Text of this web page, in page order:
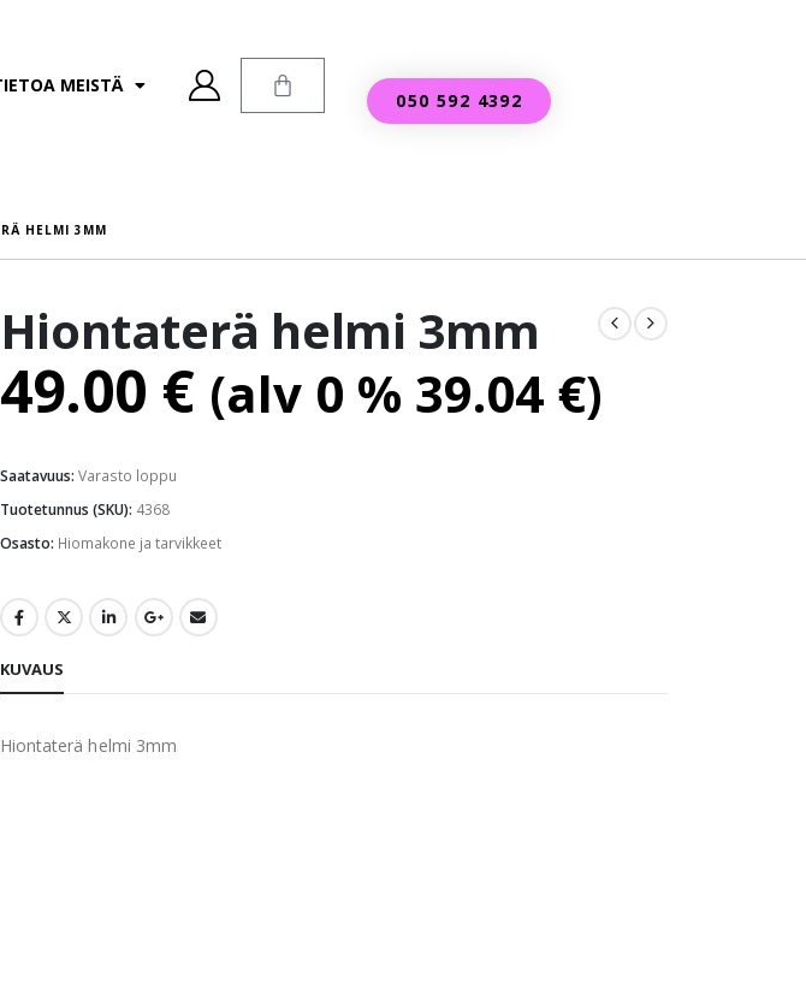
MEISTÄ
050 592 4392
HELMI 3MM
Hiontaterä helmi 3mm
49.00 € (alv 0 % 39.04 €)
Saatavuus: Varasto loppu
Tuotetunnus (SKU): 4368
Osasto: Hiomakone ja tarvikkeet
KUVAUS
Hiontaterä helmi 3mm